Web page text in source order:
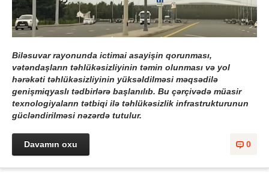
Biləsuvar rayonunda ictimai asayişin qorunması,
vətəndaşların təhlükəsizliyinin təmin olunması və yol
hərəkəti təhlükəsizliyinin yüksəldilməsi məqsədilə
genişmiqyaslı tədbirlərə başlanılıb. Bu çərçivədə müasir
texnologiyaların tətbiqi ilə təhlükəsizlik infrastrukturunun
gücləndirilməsi nəzərdə tutulur.
0
Davamın oxu